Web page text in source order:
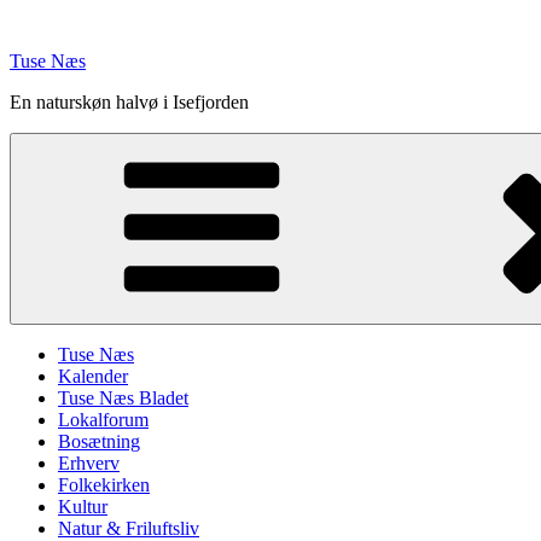
indhold
Tuse Næs
En naturskøn halvø i Isefjorden
Tuse Næs
Kalender
Tuse Næs Bladet
Lokalforum
Bosætning
Erhverv
Folkekirken
Kultur
Natur & Friluftsliv